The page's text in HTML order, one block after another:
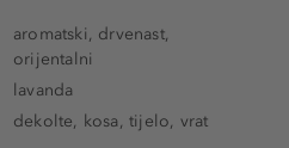
aromatski, drvenast,
orijentalni
lavanda
dekolte, kosa, tijelo, vrat